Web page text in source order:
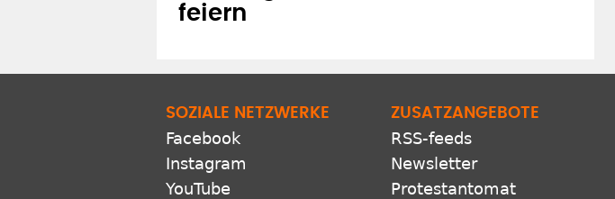
feiern
SOZIALE NETZWERKE
Facebook
Instagram
YouTube
ZUSATZANGEBOTE
RSS-feeds
Newsletter
Protestantomat